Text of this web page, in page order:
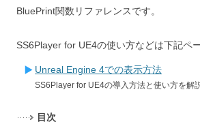
BluePrint関数リファレンスです。
SS6Player for UE4の使い方などは下記ペ
Unreal Engine 4での表示方法
SS6Player for UE4の導入方法と使い方を解
目次